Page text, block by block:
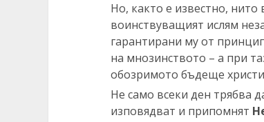
Но, както е известно,
воинствуващият ислям
гарантирани му от
на мнозинството – а при
обозримото бъдеще
Не само всеки ден трябва
изповядват и припомнят